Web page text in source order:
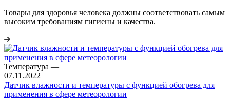
Товары для здоровья человека должны соответствовать самым
высоким требованиям гигиены и качества.
Температура —
07.11.2022
Датчик влажности и температуры с функцией обогрева для
применения в сфере метеорологии